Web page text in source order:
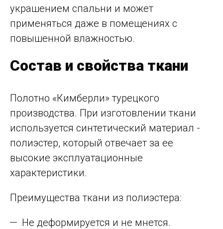
украшением спальни и может
применяться даже в помещениях с
повышенной влажностью.
Состав и свойства ткани
Полотно «Кимберли» турецкого
производства. При изготовлении ткани
используется синтетический материал -
полиэстер, который отвечает за ее
высокие эксплуатационные
характеристики.
Преимущества ткани из полиэстера:
Не деформируется и не мнется.